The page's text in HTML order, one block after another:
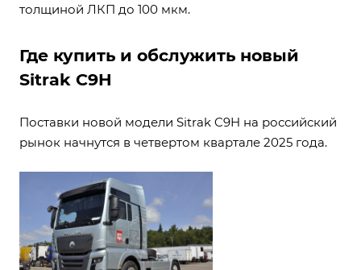
толщиной ЛКП до 100 мкм.
Где купить и обслужить новый
Sitrak C9H
Поставки новой модели Sitrak C9H на российский
рынок начнутся в четвертом квартале 2025 года.